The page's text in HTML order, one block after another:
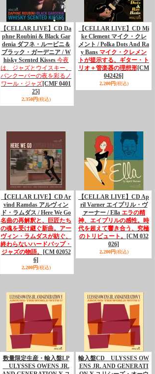
【CELLAR LIVE】CD Da
phne Roubini & Black Gar
denia ダフネ・ルービニ＆
ブラック・ガーデニア / W
hisky Scented Kisses 今夜
は、ジャズとウイスキー。
バンクーバーの夜を彩るノ
ワール・ジャズ[CMF 0401
25]
2,350円(税込)
【CELLAR LIVE】CD Mi
ke Clement マイク・クレ
メント / Polka Dots And Ra
y Bans マイク・クレメン
トが提示する、ギター・ト
リオ＋管楽器の理想形[CM
042426]
2,200円(税込)
【CELLAR LIVE】CD Ar
vind Ramdas アルヴィン
ド・ラムダス / Here We Go
名曲の再解釈と、巨匠たち
の魂を受け継ぐ新曲。アー
ヴィン・ラムダスが紡ぐ、
終わらないハードバップ・
ジャズの物語。
[CM 02052
6]
2,200円(税込)
【CELLAR LIVE】CD Ap
ril Varner エイプリル・ヴ
ァーナー / Ella エラの精
神、エイプリルの感性。時
代を超えて響き合う、究極
のトリビュート。
[CM 032
026]
2,200円(税込)
数量限定生産・輸入盤LP
ULYSSES OWENS JR.
輸入盤CD ULYSSES OW
ENS JR. AND GENERATI